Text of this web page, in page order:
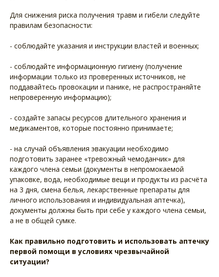
Для снижения риска получения травм и гибели следуйте
правилам безопасности:
- соблюдайте указания и инструкции властей и военных;
- соблюдайте информационную гигиену (получение
информации только из проверенных источников, не
поддавайтесь провокации и панике, не распространяйте
непроверенную информацию);
- создайте запасы ресурсов длительного хранения и
медикаментов, которые постоянно принимаете;
- на случай объявления эвакуации необходимо
подготовить заранее «тревожный чемоданчик» для
каждого члена семьи (документы в непромокаемой
упаковке, вода, необходимые вещи и продукты из расчёта
на 3 дня, смена белья, лекарственные препараты для
личного использования и индивидуальная аптечка),
документы должны быть при себе у каждого члена семьи,
а не в общей сумке.
Как правильно подготовить и использовать аптечку
первой помощи в условиях чрезвычайной
ситуации?